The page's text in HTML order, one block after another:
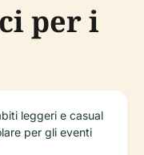
per i
leggeri e casual
per gli eventi